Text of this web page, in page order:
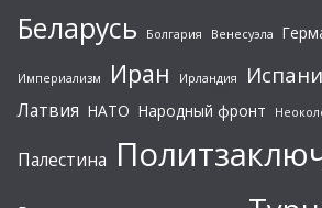
Беларусь Болгария Венесуэла
Империализм Иран Ирландия
Латвия НАТО Народный фронт
Палестина